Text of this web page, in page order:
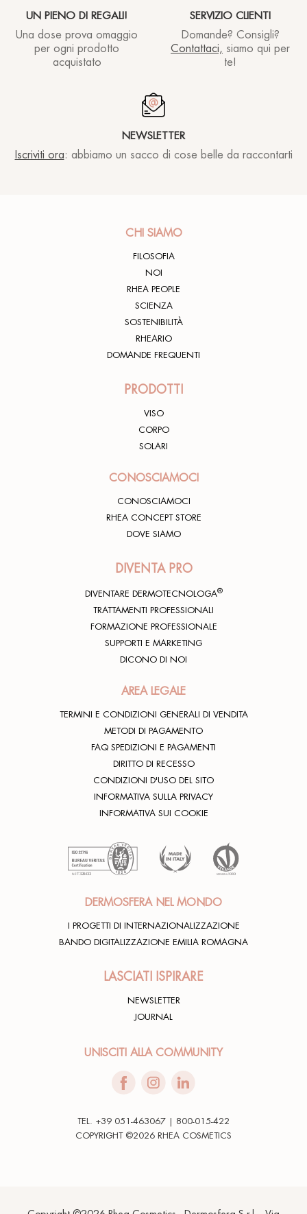
UN PIENO DI REGALI!
Una dose prova omaggio
per ogni prodotto
acquistato
SERVIZIO CLIENTI
Domande? Consigli?
Contattaci, siamo qui per
te!
NEWSLETTER
Iscriviti ora: abbiamo un sacco di cose belle da raccontarti
CHI SIAMO
FILOSOFIA
NOI
RHEA PEOPLE
SCIENZA
SOSTENIBILITÀ
RHEARIO
DOMANDE FREQUENTI
PRODOTTI
VISO
CORPO
SOLARI
CONOSCIAMOCI
CONOSCIAMOCI
RHEA CONCEPT STORE
DOVE SIAMO
DIVENTA PRO
DIVENTARE DERMOTECNOLOGA®
TRATTAMENTI PROFESSIONALI
FORMAZIONE PROFESSIONALE
SUPPORTI E MARKETING
DICONO DI NOI
AREA LEGALE
TERMINI E CONDIZIONI GENERALI DI VENDITA
METODI DI PAGAMENTO
FAQ SPEDIZIONI E PAGAMENTI
DIRITTO DI RECESSO
CONDIZIONI D'USO DEL SITO
INFORMATIVA SULLA PRIVACY
INFORMATIVA SUI COOKIE
DERMOSFERA NEL MONDO
I PROGETTI DI INTERNAZIONALIZZAZIONE
BANDO DIGITALIZZAZIONE EMILIA ROMAGNA
LASCIATI ISPIRARE
NEWSLETTER
JOURNAL
UNISCITI ALLA COMMUNITY
TEL. +39 051-463067 | 800-015-422
COPYRIGHT ©2026 RHEA COSMETICS